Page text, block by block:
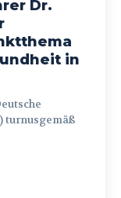
Dr.
in
turnusgemäß